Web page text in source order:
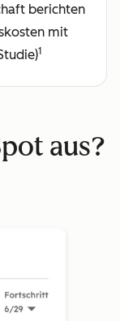
berichten
mit
1
aus?